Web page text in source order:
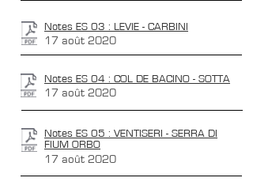
Notes ES 03 : LEVIE - CARBINI
17 août 2020
Notes ES 04 : COL DE BACINO - SOTTA
17 août 2020
Notes ES 05 : VENTISERI - SERRA DI
FIUM ORBO
17 août 2020